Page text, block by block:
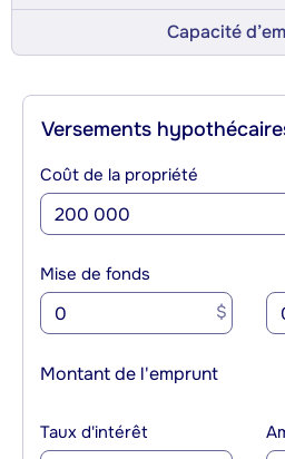
Capacité
Versements
Coût de la propriété
Mise de fonds
$
Montant de l'emprunt
Taux d'intérêt